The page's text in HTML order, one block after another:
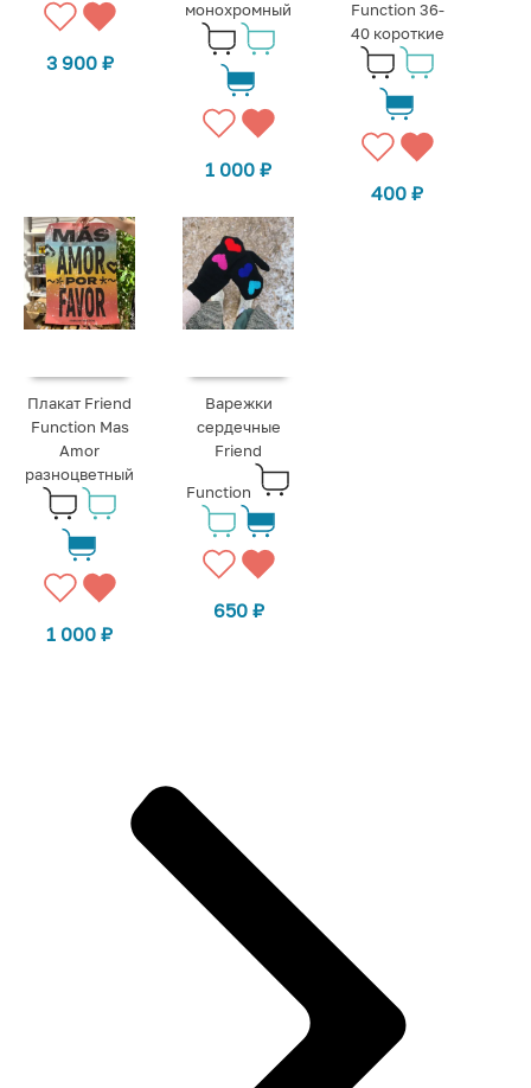
3 900 ₽
монохромный
1 000₽
Function 36-
40 короткие
400₽
Плакат Friend
Function Mas
Amor
разноцветный
1 000₽
Варежки
сердечные
Friend
Function
650 ₽